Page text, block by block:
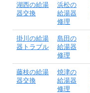
湖西の給湯
器交換
浜松の
給湯器
修理
掛川の給湯
器トラブル
島田の
給湯器
修理
藤枝の給湯
器交換
焼津の
給湯器
修理